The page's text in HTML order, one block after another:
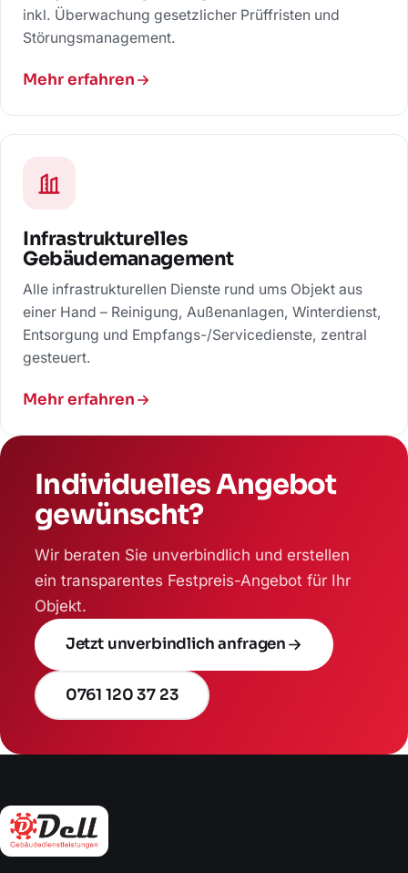
inkl. Überwachung gesetzlicher Prüffristen und
Störungsmanagement.
Mehr erfahren
Infrastrukturelles
Gebäudemanagement
Alle infrastrukturellen Dienste rund ums Objekt aus
einer Hand – Reinigung, Außenanlagen, Winterdienst,
Entsorgung und Empfangs-/Servicedienste, zentral
gesteuert.
Mehr erfahren
Individuelles Angebot
gewünscht?
Wir beraten Sie unverbindlich und erstellen
ein transparentes Festpreis-Angebot für Ihr
Objekt.
Jetzt unverbindlich anfragen
0761 120 37 23